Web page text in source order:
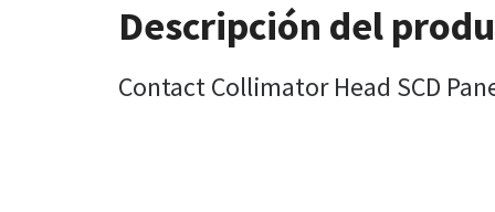
Descripción del
Contact Collimator Head SCD